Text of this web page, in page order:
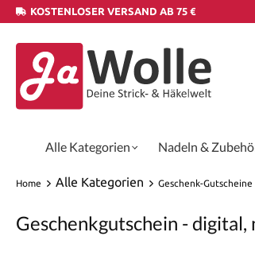
KOSTENLOSER VERSAND AB 75 €
Alle Kategorien Nadeln &
Home Alle Kategorien Geschenk-Gutscheine
Geschenkgutschein -